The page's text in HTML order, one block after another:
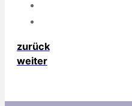
zurück
weiter